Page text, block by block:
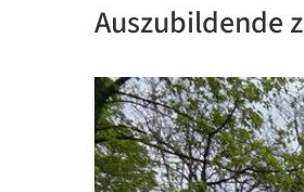
Auszubildende